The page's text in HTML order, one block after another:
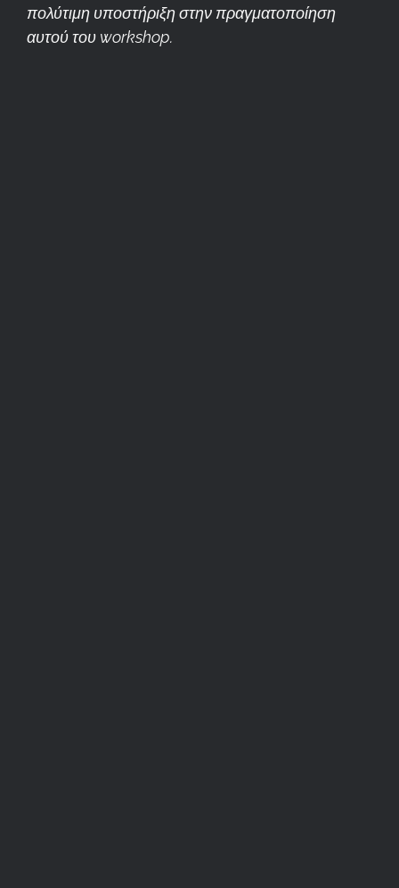
πολύτιμη υποστήριξη στην πραγματοποίηση
αυτού του workshop.